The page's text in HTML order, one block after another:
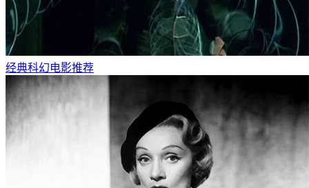
经典科幻电影推荐